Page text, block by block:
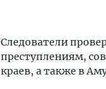
Следователи
преступлениям,
краев, а также в